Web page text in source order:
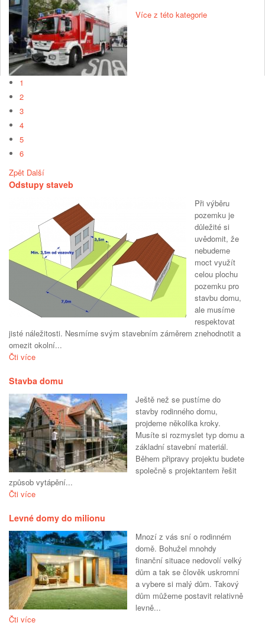
Více z této kategorie
1
2
3
4
5
6
Zpět Další
Odstupy staveb
Při výběru
pozemku je
důležité si
uvědomit, že
nebudeme
moct využít
celou plochu
pozemku pro
stavbu domu,
ale musíme
respektovat
jisté náležitosti. Nesmíme svým stavebním záměrem znehodnotit a
omezit okolní...
Čti více
Stavba domu
Ještě než se pustíme do
stavby rodinného domu,
projdeme několika kroky.
Musíte si rozmyslet typ domu a
základní stavební materiál.
Během připravy projektu budete
společně s projektantem řešit
způsob vytápění...
Čti více
Levné domy do milionu
Mnozí z vás sní o rodinném
domě. Bohužel mnohdy
finanční situace nedovolí velký
dům a tak se člověk uskromní
a vybere si malý dům. Takový
dům můžeme postavit relativně
levně...
Čti více